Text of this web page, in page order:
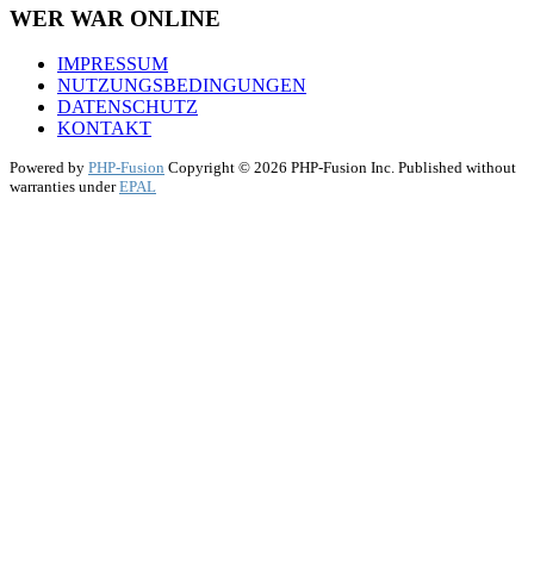
WER WAR ONLINE
IMPRESSUM
NUTZUNGSBEDINGUNGEN
DATENSCHUTZ
KONTAKT
Powered by PHP-Fusion Copyright © 2026 PHP-Fusion Inc. Published without
warranties underEPAL